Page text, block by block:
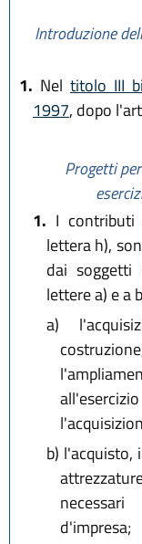
Introduzione
1. Nel titolo III
1997, dopo
Progetti
1. I
lettera h),
dai
lettere a) e a
a)
b) l'acquisto,
d'impresa;